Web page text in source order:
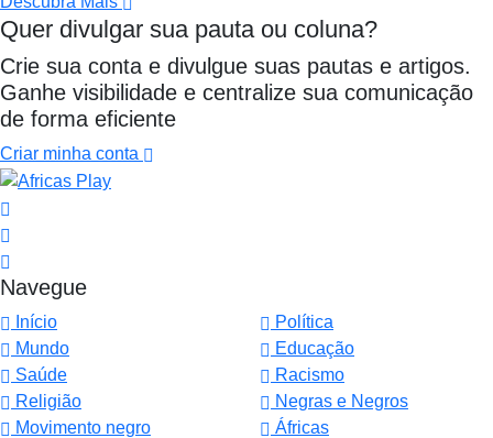
Quer divulgar sua pauta ou coluna?
Crie sua conta e divulgue suas pautas e artigos.
Ganhe visibilidade e centralize sua comunicação
de forma eficiente
Criar minha conta
Navegue
Início
Política
Mundo
Educação
Saúde
Racismo
Religião
Negras e Negros
Movimento negro
Áfricas